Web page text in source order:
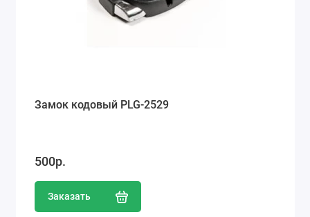
Замок кодовый PLG-2529
500р.
Заказать